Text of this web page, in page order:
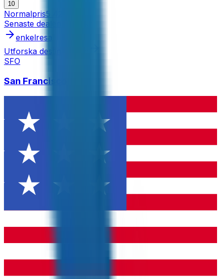
10
Normalpris5 425 kr
Senaste dealen
enkelresa
Utforska destinationen
SFO
San Francisco